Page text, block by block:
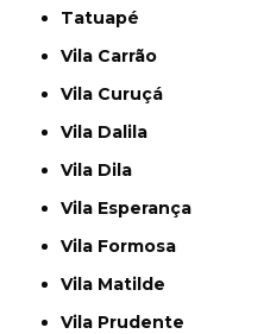
Tatuapé
Vila Carrão
Vila Curuçá
Vila Dalila
Vila Dila
Vila Esperança
Vila Formosa
Vila Matilde
Vila Prudente